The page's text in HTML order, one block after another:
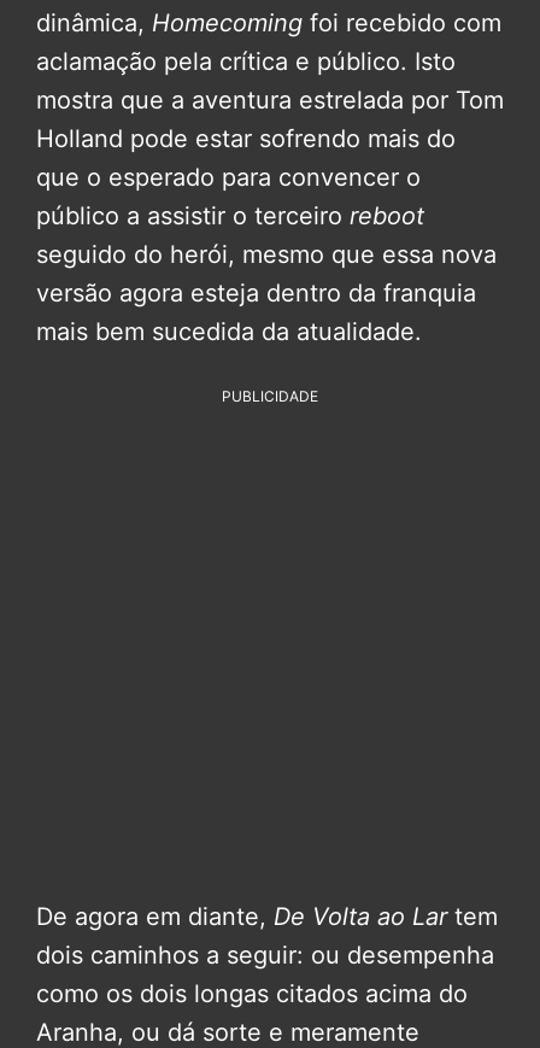
dinâmica, Homecoming foi recebido com
aclamação pela crítica e público. Isto
mostra que a aventura estrelada por Tom
Holland pode estar sofrendo mais do
que o esperado para convencer o
público a assistir o terceiro reboot
seguido do herói, mesmo que essa nova
versão agora esteja dentro da franquia
mais bem sucedida da atualidade.
PUBLICIDADE
De agora em diante, De Volta ao Lar tem
dois caminhos a seguir: ou desempenha
como os dois longas citados acima do
Aranha, ou dá sorte e meramente